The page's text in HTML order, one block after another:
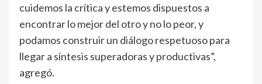
cuidemos la crítica y estemos dispuestos a
encontrar lo mejor del otro y no lo peor, y
podamos construir un diálogo respetuoso para
llegar a síntesis superadoras y productivas”,
agregó.